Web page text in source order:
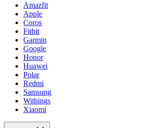
Amazfit
Apple
Coros
Fitbit
Garmin
Google
Honor
Huawei
Polar
Redmi
Samsung
Withings
Xiaomi